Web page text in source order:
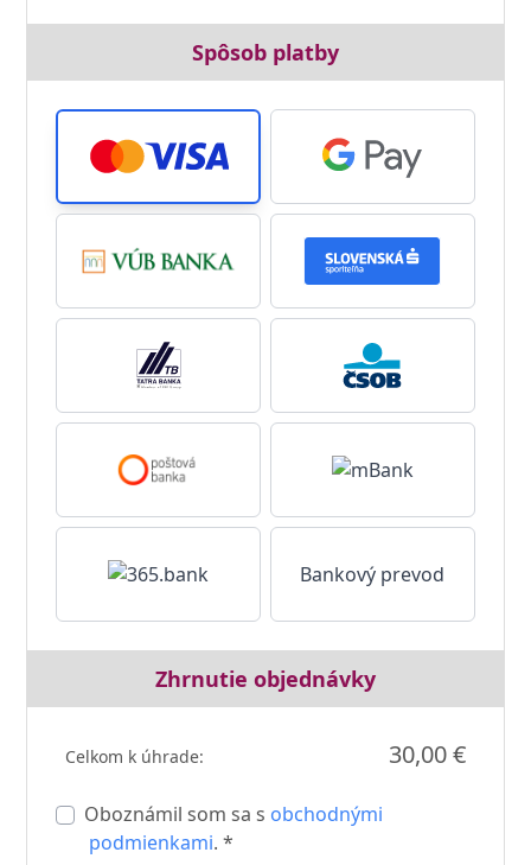
Spôsob platby
Bankový prevod
Zhrnutie objednávky
Celkom k úhrade: 30,00 €
Oboznámil som sa s obchodnými
podmienkami. *